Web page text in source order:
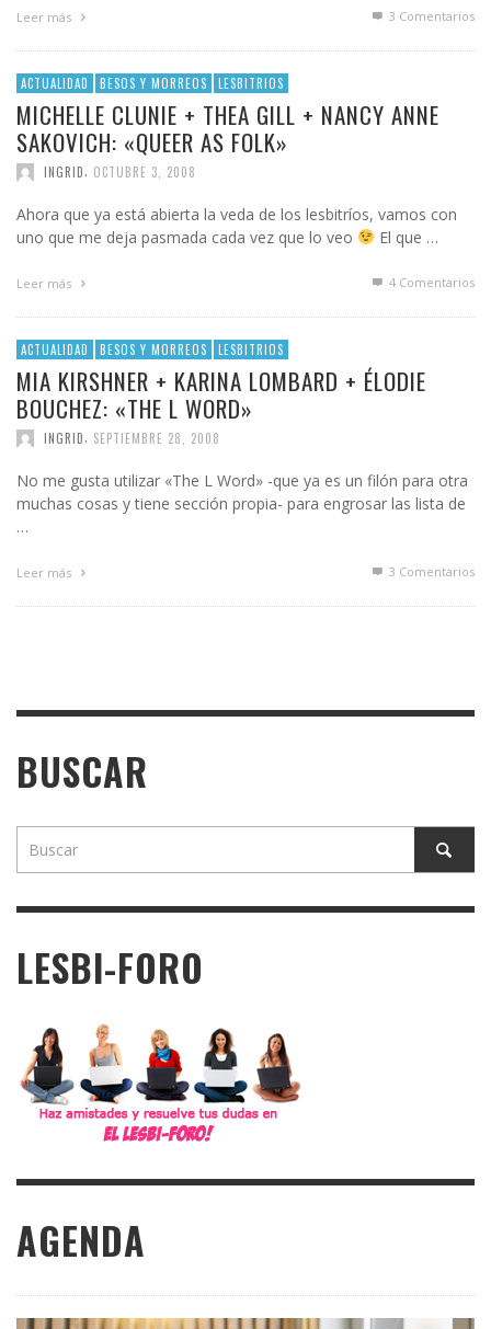
Leer más 3 Comentarios
ACTUALIDAD BESOS Y MORREOS LESBITRIOS
MICHELLE CLUNIE + THEA GILL + NANCY ANNE
SAKOVICH: «QUEER AS FOLK»
INGRID OCTUBRE 3, 2008
Ahora que ya está abierta la veda de los lesbitríos, vamos con
uno que me deja pasmada cada vez que lo veo
El que …
Leer más 4 Comentarios
ACTUALIDAD BESOS Y MORREOS LESBITRIOS
MIA KIRSHNER + KARINA LOMBARD + ÉLODIE
BOUCHEZ: «THE L WORD»
INGRID SEPTIEMBRE 28, 2008
No me gusta utilizar «The L Word» -que ya es un filón para otra
muchas cosas y tiene sección propia- para engrosar las lista de
…
Leer más 3 Comentarios
BUSCAR
LESBI-FORO
AGENDA